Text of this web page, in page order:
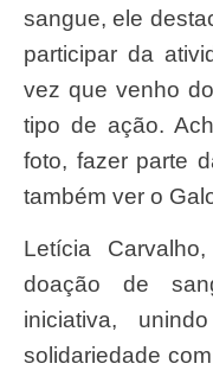
sangue, ele
participar da
vez que venho
tipo de ação.
foto, fazer parte
também ver o
Letícia Carvalho, que realizou sua terceira
doação de
iniciativa,
solidariedade